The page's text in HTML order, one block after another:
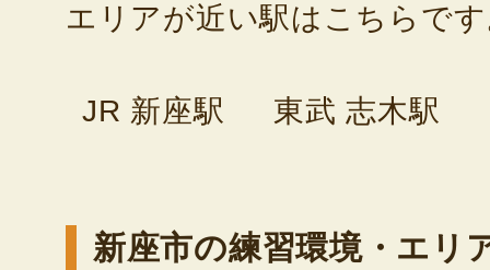
エリアが近い駅はこちらで
JR 新座駅 東武 志木駅
新座市の練習環境・エリ